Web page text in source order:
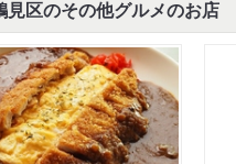
見区のその他グルメのお店